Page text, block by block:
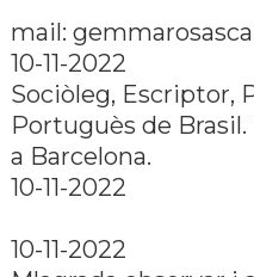
mail:
10-11-2022
Sociòleg, Escriptor,
Portuguès de
a Barcelona.
10-11-2022
10-11-2022